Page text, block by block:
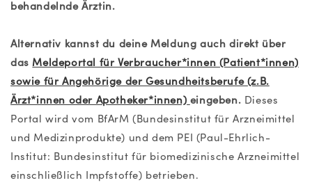
behandelnde Ärztin.
Alternativ kannst du deine Meldung auch direkt über
das Meldeportal für Verbraucher*innen (Patient*innen)
sowie für Angehörige der Gesundheitsberufe (z.B.
Ärzt*innen oder Apotheker*innen) eingeben. Dieses
Portal wird vom BfArM (Bundesinstitut für Arzneimittel
und Medizinprodukte) und dem PEI (Paul-Ehrlich-
Institut: Bundesinstitut für biomedizinische Arzneimittel
einschließlich Impfstoffe) betrieben.